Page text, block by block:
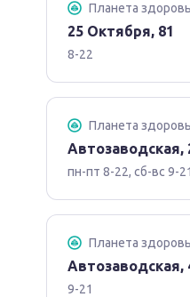
Планета
25 Октября, 81
8-22
Планета
Автозаводская,
пн-пт 8-22, сб-вс 9-21
Планета
Автозаводская,
9-21